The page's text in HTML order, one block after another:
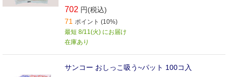
702 円(税込)
71 ポイント (10%)
最短 8/11(火) にお届け
在庫あり
サンコー おしっこ吸う~パット 100コ入